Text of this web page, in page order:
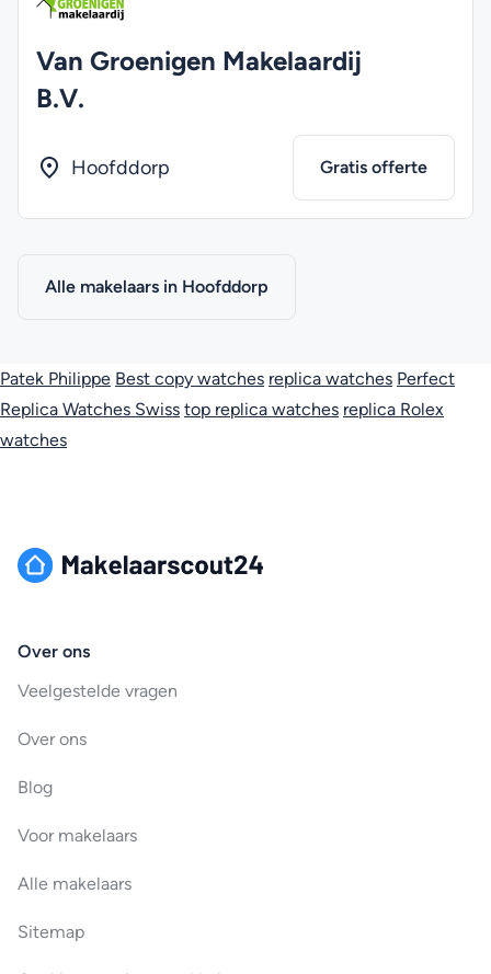
Van Groenigen Makelaardij
B.V.
Hoofddorp Gratis offerte
Alle makelaars in Hoofddorp
Patek Philippe Best copy watches replica watches Perfect
Replica Watches Swiss top replica watches replica Rolex
watches
Over ons
Veelgestelde vragen
Over ons
Blog
Voor makelaars
Alle makelaars
Sitemap